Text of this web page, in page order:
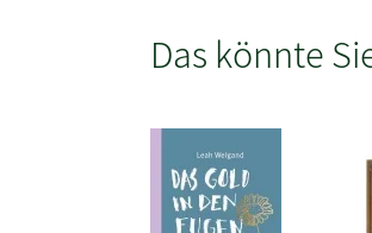
Das könnte